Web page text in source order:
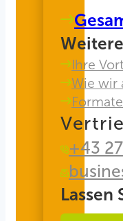
Ihre
Wie wir
Formate
+43
Lassen